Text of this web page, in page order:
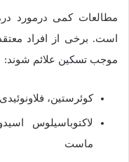
مطالعات کمی درمورد
است. برخی از افراد
موجب تسكین علائم شوند:
کوئرستین،
لاکتوباسیلوس
ماست